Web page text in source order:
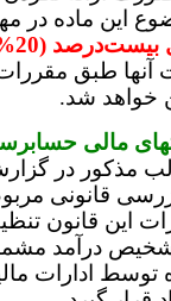
این ماده در
(20%) مالیات
طبق مقررات
خواهد شد.
مالی
مذکور در
قانونی
این قانون
درآمد
ادارات